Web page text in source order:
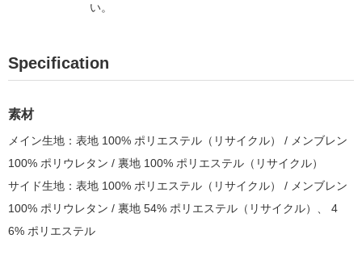
い。
Specification
素材
メイン生地：表地 100% ポリエステル（リサイクル） / メンブレン
100% ポリウレタン / 裏地 100% ポリエステル（リサイクル）
サイド生地：表地 100% ポリエステル （リサイクル）
/ メンブレン
100% ポリウレタン / 裏地 54% ポリエステル （リサイクル） 、 4
6% ポリエステル